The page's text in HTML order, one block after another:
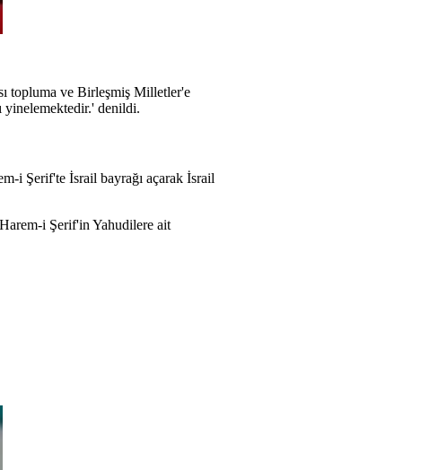
topluma ve Birleşmiş Milletler'e
yinelemektedir.' denildi.
i Şerif'te İsrail bayrağı açarak İsrail
i Şerif'in Yahudilere ait